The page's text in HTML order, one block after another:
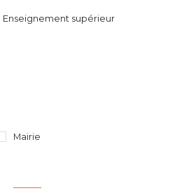
Enseignement supérieur
Mairie